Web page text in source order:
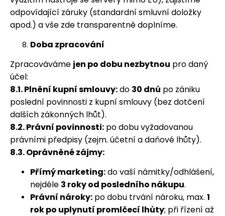
odpovídající záruky (standardní smluvní doložky
apod.) a vše zde transparentně doplníme.
Doba zpracování
Zpracováváme jen po dobu nezbytnou pro daný
účel:
8.1. Plnění kupní smlouvy:do 30 dnů po zániku
poslední povinnosti z kupní smlouvy (bez dotčení
dalších zákonných lhůt).
8.2. Právní povinnosti: po dobu vyžadovanou
právními předpisy (zejm. účetní a daňové lhůty).
8.3. Oprávněné zájmy:
Přímý marketing:do vaší námitky/odhlášení,
nejdéle 3 roky od posledního nákupu.
Právní nároky: po dobu trvání nároku, max. 1
rok po uplynutí promlčecí lhůty; při řízení až